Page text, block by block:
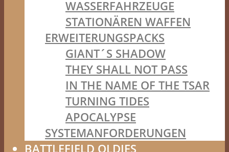
WASSERFAHRZEUGE
STATIONÄREN WAFFEN
ERWEITERUNGSPACKS
GIANT´S SHADOW
THEY SHALL NOT PASS
IN THE NAME OF THE TSAR
TURNING TIDES
APOCALYPSE
SYSTEMANFORDERUNGEN